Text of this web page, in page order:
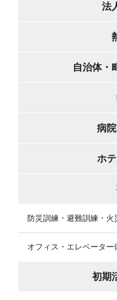
法
自治体・
病
ホ
防災訓練・避難訓練・火
オフィス・エレベーター
初期